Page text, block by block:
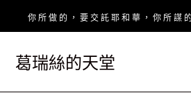
你 所 做 的 ， 要 交 託 耶 和 華 ， 你 所 謀
葛瑞絲的天堂